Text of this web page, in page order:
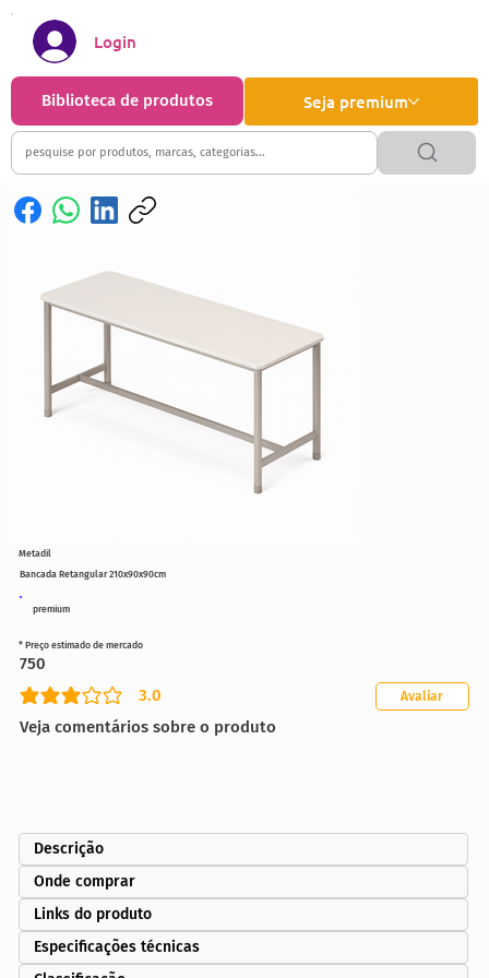
Seja premium
Biblioteca de produtos
Login
premium
Bancada Retangular 210x90x90cm
3.0
classificação média é 3 de 5
Veja comentários sobre o produto
Avaliar
* Preço estimado de mercado
750
Metadil
Descrição
Onde comprar
Links do produto
Especificações técnicas